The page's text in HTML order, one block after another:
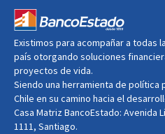
Existimos para acompañar a todas
país otorgando soluciones
proyectos de vida.
Siendo una herramienta de política
Chile en su camino hacia el
Casa Matriz BancoEstado: Avenida
1111, Santiago.